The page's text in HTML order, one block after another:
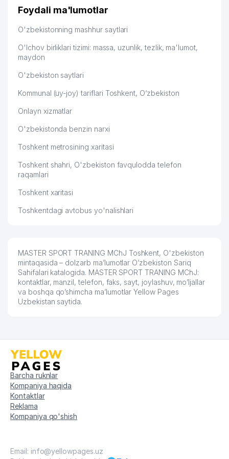
48
EVEREST TRADING GROUP
KORXONASI
51
BOLALAR BOG'CHASI №307
52
TECHNOLOGIES XUSUSIY
53 SHAXRISTON-TURKISTON MChJ
54
57 MEGA FARM SERVICE MChJ 606 м
58 ALEKS GROUP MChJ 631 м
59 INTERMED INNOVATION QK MChJ
KORXONASI
62
REBYATA-BUKVARYATA NODAVLAT
TA'LIM MUASSASASI
63 XAMKOR-R MChJ
64
66 ART PROFIT MChJ
Foydali ma'lumotlar
O'zbekistonning mashhur saytlari
O'lchov birliklari tizimi: massa, uzunlik, tezlik, ma'lumot,
maydon
O'zbekiston saytlari
Kommunal (uy-joy) tariflari Toshkent, O‘zbekiston
Onlayn xizmatlar
O'zbekistonda benzin narxi
Toshkent metrosining xaritasi
Toshkent shahri, O'zbekiston favqulodda telefon
raqamlari
Toshkent xaritasi
Toshkentdagi avtobus yo'nalishlari
MASTER SPORT TRANING MChJ Toshkent, O'zbekiston
mintaqasida – dolzarb ma’lumotlar O’zbekiston Sariq
Sahifalari katalogida. MASTER SPORT TRANING MChJ:
kontaktlar, manzil, telefon, faks, sayt, joylashuv, mo’ljallar
va boshqa qo’shimcha ma’lumotlar Yellow Pages
Uzbekistan saytida.
Barcha ruknlar
Kompaniya haqida
Kontaktlar
Reklama
Kompaniya qo'shish
Email: info@yellowpages.uz